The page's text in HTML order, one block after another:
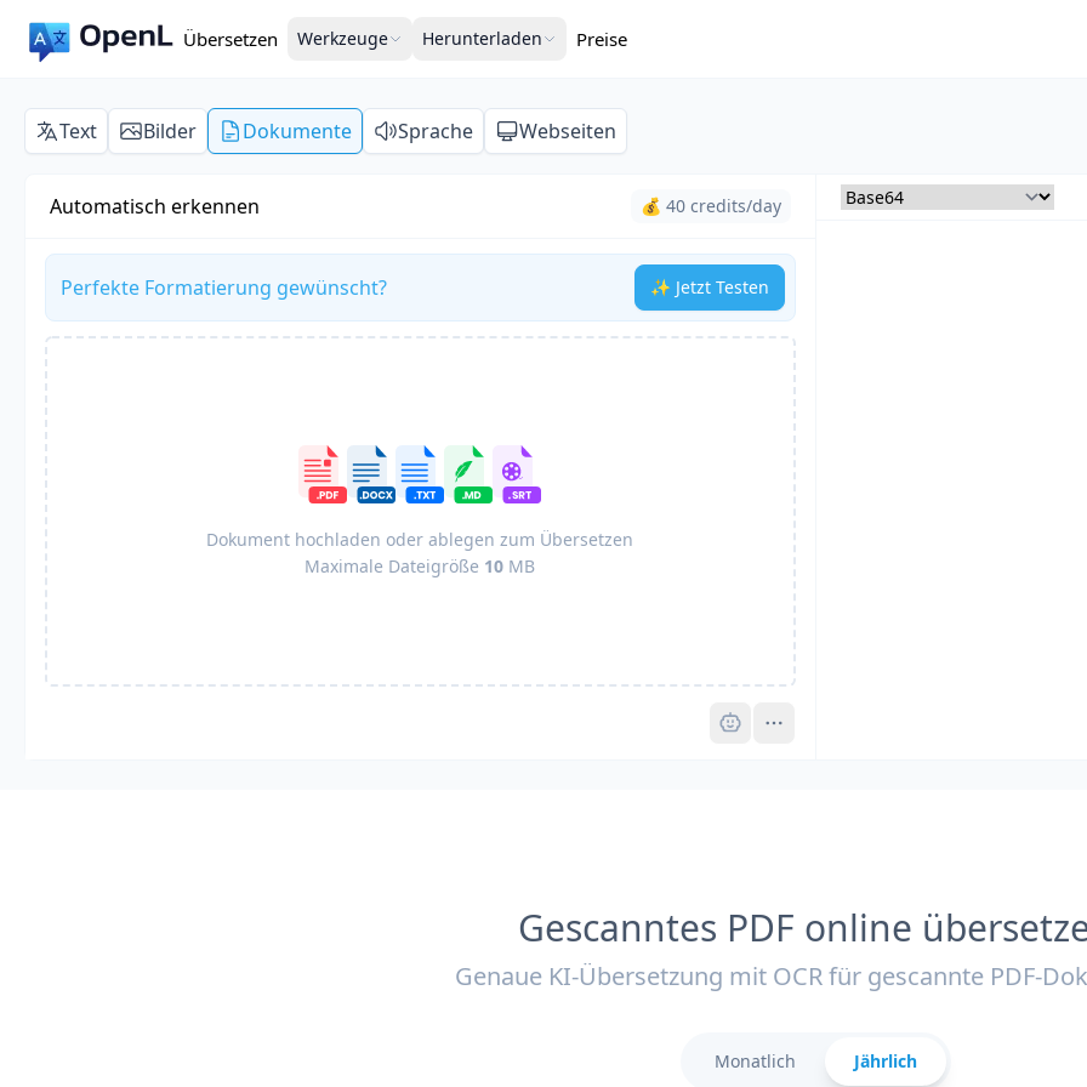
Übersetzen Werkzeuge Herunterladen Preise
Text Bilder Dokumente Sprache Webseiten
Automatisch erkennen 💰 40 credits/day
Perfekte Formatierung gewünscht? ✨ Jetzt Testen
Dokument hochladen oder ablegen zum Übersetzen
Maximale Dateigröße 10 MB
Pro
Gescanntes PDF online
Genaue KI-Übersetzung mit OCR für gescannte PDF-
Monatlich Jährlich